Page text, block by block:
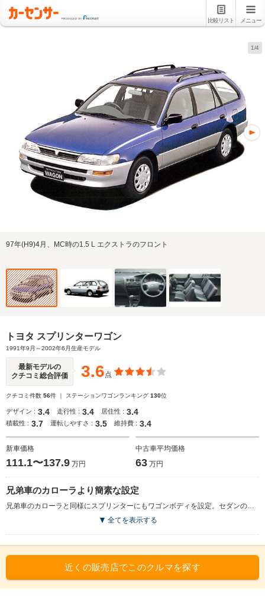
比較リスト メニュー
1/4
97年(H9)4月、MC時の1.5 L エクストラのフロント
トヨタ スプリンターワゴン
1991年9月～2002年6月生産モデル
最新モデルの
クチコミ総合評価
3.6点
クチコミ件数 56件 ｜ ステーションワゴンランキング 130位
デザイン : 3.4 走行性 : 3.4 居住性 : 3.4
積載性 : 3.7 運転しやすさ : 3.5 維持費 : 3.4
新車価格
111.1〜137.9 万円
中古車平均価格
63 万円
兄弟車のカローラより簡素な設定
兄弟車のカローラと同様にスプリンターにもワゴンボディを設定。セダンのルーフを延ばし、後席の居住性向上とラゲージスペース拡大を図っている。サスペンションなど基本メカは変わらないが、カローラワゴンと違う点は4WDが設定されないこと。エンジンは1.5Lのガソリンと2Lディーゼル。サイドドアビーム、後席ELR3点式シートベルトなどが標準装備される。(1991.9)
全てを表示する
近くの販売店でこのクルマを探す